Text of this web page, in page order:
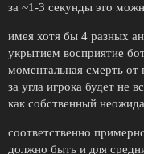
за ~1-3 секунды это
имея хотя бы 4 разных
укрытием восприятие
моментальная смерть
за угла игрока будет не
как собственный
соответственно
должно быть и для